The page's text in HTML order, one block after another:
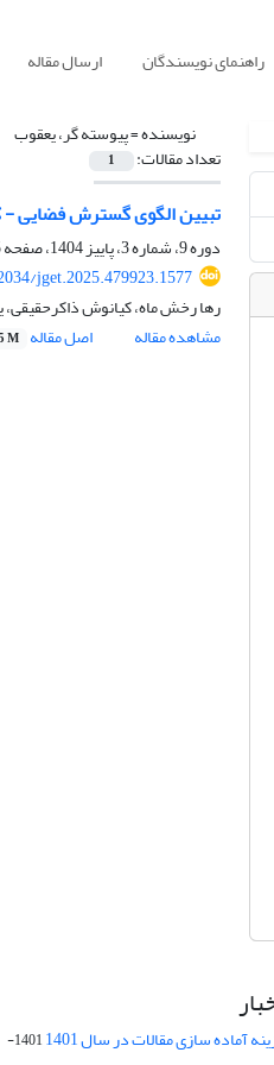
راهنمای نویسندگان ارسال مقاله
نویسنده =پیوسته گر، یعقوب
تعداد مقالات: 1
تبیین الگوی گسترش فضایی
دوره 9، شماره 3، پاییز 1404، صفحه
jget.2025.479923.1577
رها رخش ماه، کیانوش
مشاهده مقاله
اصل مقاله M
آماده سازی مقالات در سال 1401
1401-